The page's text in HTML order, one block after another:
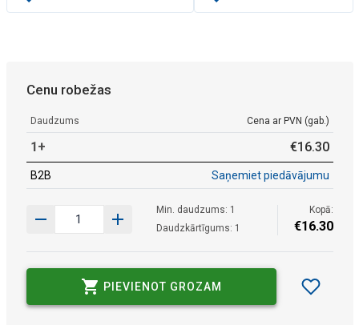
Cenu robežas
Daudzums Cena ar PVN (gab.)
1+ €16.30
B2B Saņemiet piedāvājumu
Min. daudzums: 1
Daudzkārtīgums: 1
Kopā:
€16.30
PIEVIENOT GROZAM